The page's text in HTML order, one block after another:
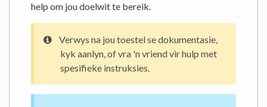
help om jou doelwit te bereik.
Verwys na jou toestel se dokumentasie,
kyk aanlyn, of vra 'n vriend vir hulp met
spesifieke instruksies.